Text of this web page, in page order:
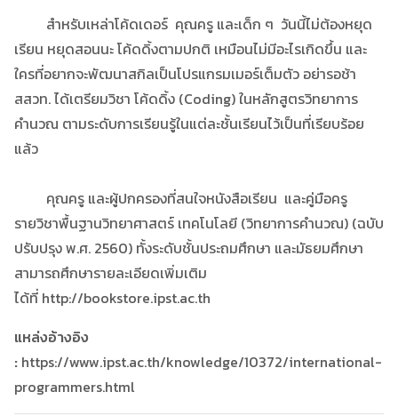
สำหรับเหล่าโค้ดเดอร์ คุณครู และเด็ก ๆ วันนี้ไม่ต้องหยุด
เรียน หยุดสอนนะ โค้ดดิ้งตามปกติ เหมือนไม่มีอะไรเกิดขึ้น และ
ใครที่อยากจะพัฒนาสกิลเป็นโปรแกรมเมอร์เต็มตัว อย่ารอช้า
สสวท. ได้เตรียมวิชา โค้ดดิ้ง (Coding) ในหลักสูตรวิทยาการ
คำนวณ ตามระดับการเรียนรู้ในแต่ละชั้นเรียนไว้เป็นที่เรียบร้อย
แล้ว
คุณครู และผู้ปกครองที่สนใจหนังสือเรียน และคู่มือครู
รายวิชาพื้นฐานวิทยาศาสตร์ เทคโนโลยี (วิทยาการคำนวณ) (ฉบับ
ปรับปรุง พ.ศ. 2560) ทั้งระดับชั้นประถมศึกษา และมัธยมศึกษา
สามารถศึกษารายละเอียดเพิ่มเติม
ได้ที่ http://bookstore.ipst.ac.th
แหล่งอ้างอิง
: https://www.ipst.ac.th/knowledge/10372/international-
programmers.html